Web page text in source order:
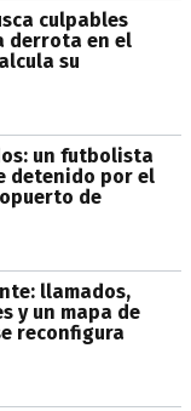
culpables
derrota en el
su
un futbolista
detenido por el
de
llamados,
y un mapa de
reconfigura